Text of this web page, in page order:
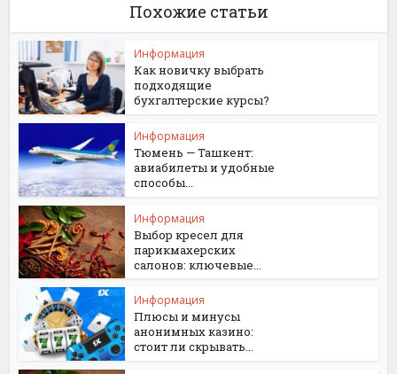
Похожие статьи
Информация
Как новичку выбрать
подходящие
бухгалтерские курсы?
Информация
Тюмень — Ташкент:
авиабилеты и удобные
способы...
Информация
Выбор кресел для
парикмахерских
салонов: ключевые...
Информация
Плюсы и минусы
анонимных казино:
стоит ли скрывать...